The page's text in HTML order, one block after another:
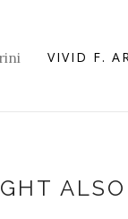
VIVID F.